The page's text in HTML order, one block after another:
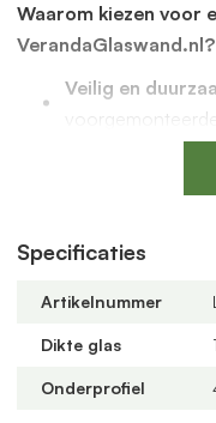
Waarom kiezen voor
VerandaGlaswand.nl?
Veilig en
geïntegreerde
Verstelbare
Altijd passend
verschillende
U-profielen
Specificaties
Artikelnummer
Dikte glas
Onderprofiel